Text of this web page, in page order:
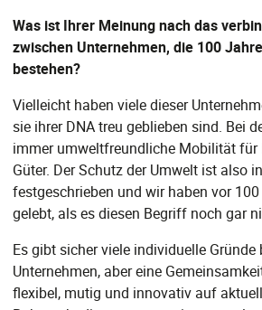
Was ist Ihrer Meinung nach das
zwischen Unternehmen, die 100
bestehen?
Vielleicht haben viele dieser
sie ihrer DNA treu geblieben sind. Bei
immer umweltfreundliche Mobilität für
Güter. Der Schutz der Umwelt ist also
festgeschrieben und wir haben vor
gelebt, als es diesen Begriff noch gar
Es gibt sicher viele individuelle Gründe
Unternehmen, aber eine
flexibel, mutig und innovativ auf